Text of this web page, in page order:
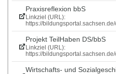
Praxisreflexion bbS
Linkziel (URL):
https://
Projekt TeilHaben DS/bbS
Linkziel (URL):
https://
Wirtschafts- und